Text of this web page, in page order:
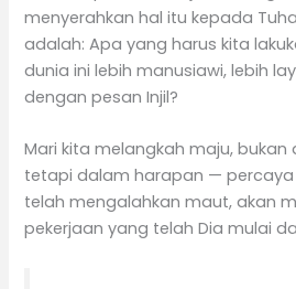
menyerahkan hal itu kepada
adalah: Apa yang harus kita
dunia ini lebih manusiawi, lebih
dengan pesan Injil?
Mari kita melangkah maju,
tetapi dalam harapan — percaya
telah mengalahkan maut, akan
pekerjaan yang telah Dia mulai